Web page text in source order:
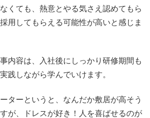
くても、熱意とやる気さえ認めてもら
用してもらえる可能性が高いと感じま
内容は、入社後にしっかり研修期間も
践しながら学んでいけます。
ターというと、なんだか敷居が高そう
が、ドレスが好き！人を喜ばせるのが